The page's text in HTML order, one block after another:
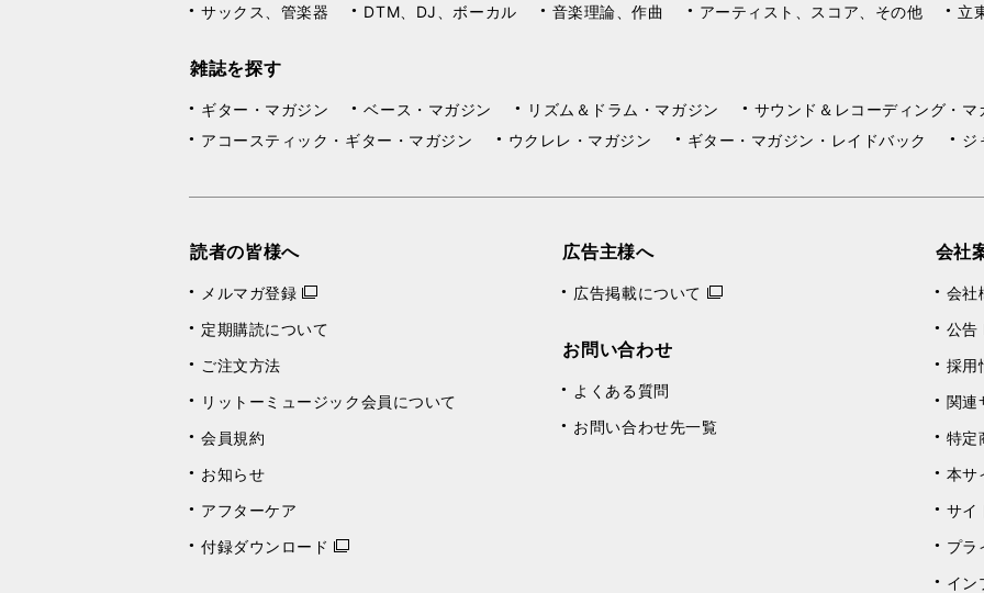
サックス、管楽器
DTM、DJ、ボーカル 音楽理論、作曲 アーティスト、スコア、その他 立
雑誌を探す
ギター・マガジン ベース・マガジン リズム＆ドラム・マガジン
サウンド＆レコーディング・マ
アコースティック・ギター・マガジン
ウクレレ・マガジン ギター・マガジン・レイドバック ジ
読者の皆様へ
メルマガ登録
定期購読について
ご注文方法
リットーミュージック会員について
会員規約
お知らせ
アフターケア
付録ダウンロード
広告主様へ
広告掲載について
お問い合わせ
よくある質問
お問い合わせ先一覧
会社
会社
公告
採用
関連
特定
本サ
サイ
プラ
イン